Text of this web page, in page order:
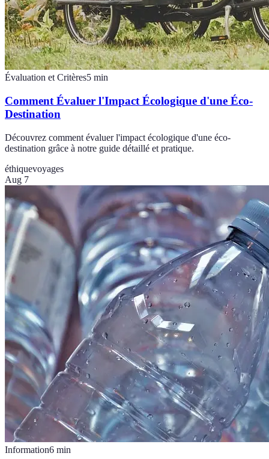
Évaluation et Critères5 min
Comment Évaluer l'Impact Écologique d'une Éco-
Destination
Découvrez comment évaluer l'impact écologique d'une éco-
destination grâce à notre guide détaillé et pratique.
éthiquevoyages
Aug 7
Information6 min